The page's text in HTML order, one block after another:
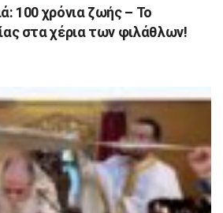
100 χρόνια ζωής – Το
στα χέρια των φιλάθλων!